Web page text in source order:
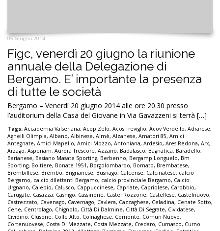
05 Giugno 2014
Figc, venerdì 20 giugno la riunione
annuale della Delegazione di
Bergamo. E’ importante la presenza
di tutte le società
Bergamo – Venerdì 20 giugno 2014 alle ore 20.30 presso
l’auditorium della Casa del Giovane in Via Gavazzeni si terrà […]
Tags: Accademia Valseriana, Acop Zelo, Acos Treviglio, Acov Verdello, Adrarese,
Agnelli Olimpia, Albano, Albinese, Almè, Alzanese, Amatori 85, Amici
Antegnate, Amici Mapello, Amici Mozzo, Antoniana, Ardesio, Ares Redona, Arx,
Arzago, Asperiam, Aurora Trescore, Azzano, Badalasco, Bagnatica, Baradello,
Barianese, Basiano Masate Sporting, Berbenno, Bergamp Longuelo, Bm
Sporting, Boltiere, Bonate 1951, Borgolombardo, Bornato, Brembatese,
Brembillese, Brembo, Brignanese, Busnago, Calcense, Calcinatese, calcio
Bergamo, calcio dilettanti Bergamo, calcio provinciale Bergamo, Calcio
Urgnano, Calepio, Calusco, Cappuccinese, Capriate, Capriolese, Carobbio,
Carugate, Casazza, Casnigo, Cassinone, Castel Rozzone, Castellese, Castelnuovo,
Castrezzato, Cavenago, Cavernago, Cavlera, Cazzaghese, Celadina, Cenate Sotto,
Cene, Centrolago, Chignolo, Città Di Dalmine, Città Di Segrate, Cividatese,
Cividino, Clusone, Colle Alto, Colnaghese, Comonte, Comun Nuovo,
Cortenuovese, Costa Di Mezzate, Costa Mezzate, Credaro, Curnasco, Curno